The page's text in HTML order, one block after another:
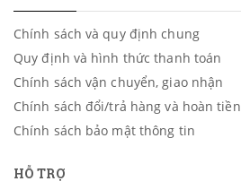
Chính sách và quy định chung
Quy định và hình thức thanh toán
Chính sách vận chuyển, giao nhận
Chính sách đổi/trả hàng và hoàn tiền
Chính sách bảo mật thông tin
HỖ TRỢ